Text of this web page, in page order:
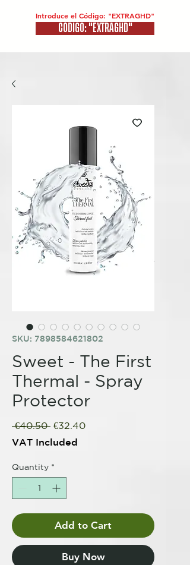
Introduce el Código: "EXTRAGHD"
CÓDIGO: "EXTRAGHD"
SKU: 7898584621802
Sweet - The First
Thermal - Spray
Protector
€40.50 Regular
Price
€32.40Sale
VAT Included
Quantity *
Add to Cart
Buy Now